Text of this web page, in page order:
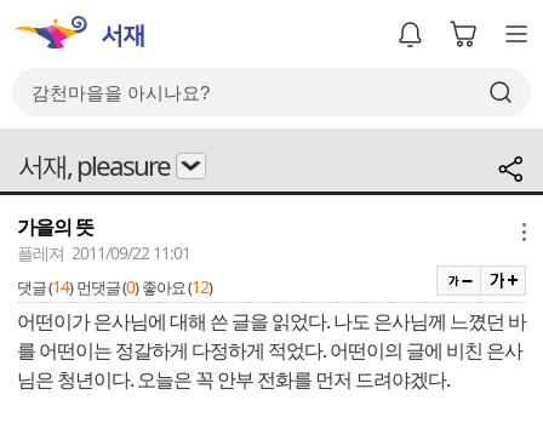
서재, pleasure
가을의 뜻
플레져 2011/09/22 11:01
댓글 (14) 먼댓글 (0) 좋아요 (12)
어떤이가 은사님에 대해 쓴 글을 읽었다. 나도 은사님께 느꼈던 바
를 어떤이는 정갈하게 다정하게 적었다. 어떤이의 글에 비친 은사
님은 청년이다. 오늘은 꼭 안부 전화를 먼저 드려야겠다.